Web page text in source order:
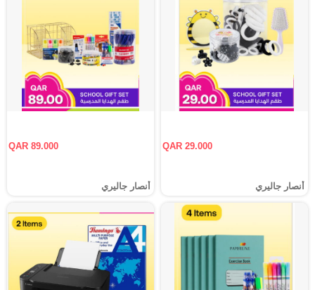
QAR 29.000
أنصار جاليري
QAR 89.000
أنصار جاليري